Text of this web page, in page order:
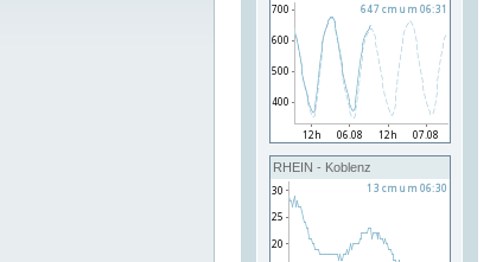
RHEIN - Koblenz